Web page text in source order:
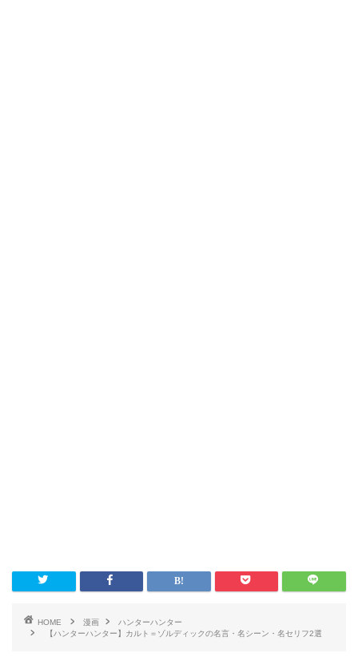
HOME 漫画
ハンターハンター
【ハンターハンター】カルト＝ゾルディックの名言・名シーン・名セリフ2選